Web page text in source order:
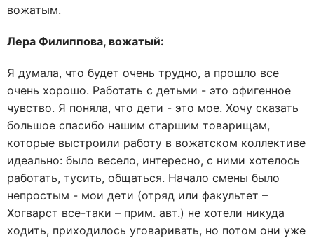
вожатым.
Лера Филиппова, вожатый:
Я думала, что будет очень трудно, а прошло все
очень хорошо. Работать с детьми - это офигенное
чувство. Я поняла, что дети - это мое. Хочу сказать
большое спасибо нашим старшим товарищам,
которые выстроили работу в вожатском коллективе
идеально: было весело, интересно, с ними хотелось
работать, тусить, общаться. Начало смены было
непростым - мои дети (отряд или факультет –
Хогварст все-таки – прим. авт.) не хотели никуда
ходить, приходилось уговаривать, но потом они уже